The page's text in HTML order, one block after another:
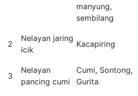
manyung,
sembilang
2
Nelayan jaring
icik
Kacapiring
3
Nelayan
pancing cumi
Cumi, Sontong,
Gurita